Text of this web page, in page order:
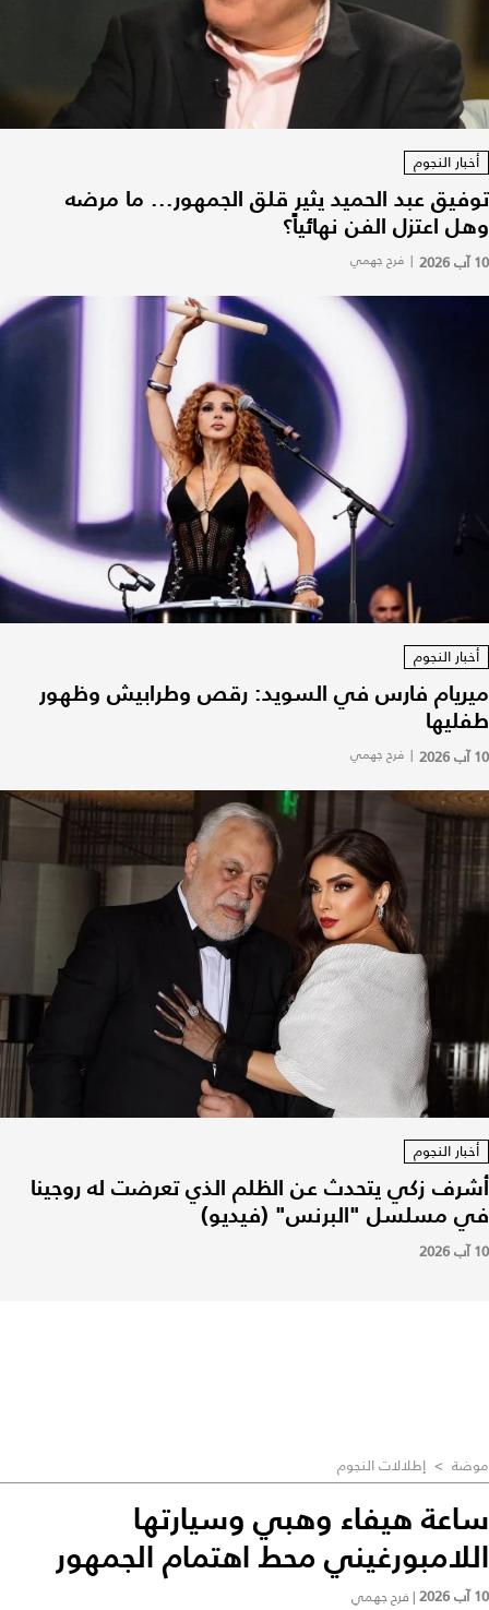
أخبار النجوم
توفيق عبد الحميد يثير قلق الجمهور... ما مرضه
وهل اعتزل الفن نهائياً؟
10 آب 2026 | فرح جهمي
أخبار النجوم
ميريام فارس في السويد: رقص وطرابيش وظهور
طفليها
10 آب 2026 | فرح جهمي
أخبار النجوم
أشرف زكي يتحدث عن الظلم الذي تعرضت له روجينا
في مسلسل "البرنس" (فيديو)
10 آب 2026
موضة > إطلالات النجوم
ساعة هيفاء وهبي وسيارتها
اللامبورغيني محط اهتمام الجمهور
10 آب 2026 | فرح جهمي